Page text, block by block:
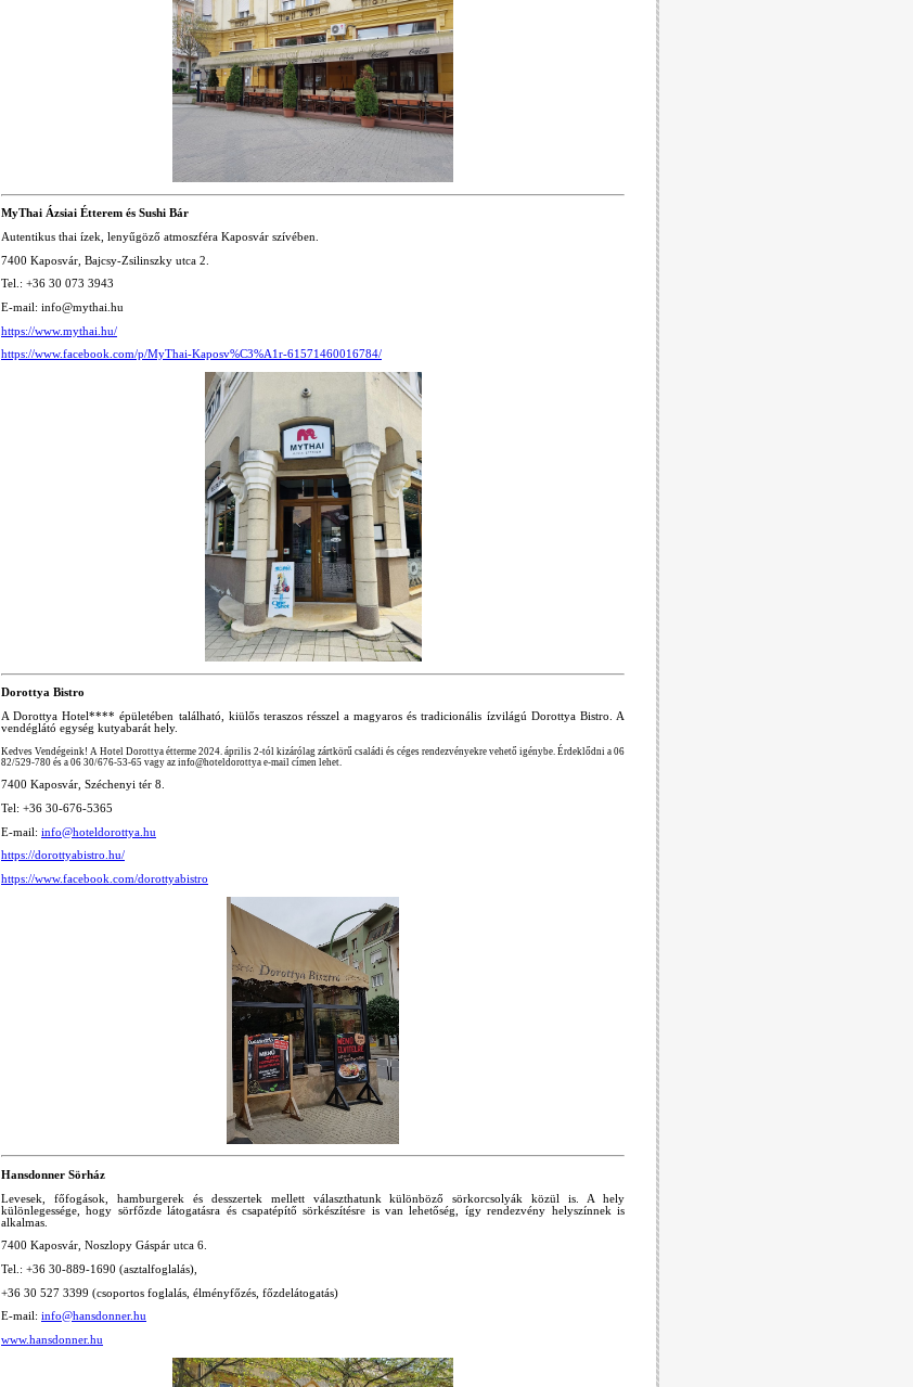
MyThai Ázsiai Étterem és Sushi Bár
Autentikus thai ízek, lenyűgöző atmoszféra Kaposvár szívében.
7400 Kaposvár, Bajcsy-Zsilinszky utca 2.
Tel.: +36 30 073 3943
E-mail: info@mythai.hu
https://www.mythai.hu/
https://www.facebook.com/p/MyThai-Kaposv%C3%A1r-61571460016784/
Dorottya Bistro
A Dorottya Hotel**** épületében található, kiülős teraszos résszel a magyaros és tradicionális ízvilágú Dorottya Bistro. A
vendéglátó egység kutyabarát hely.
Kedves Vendégeink! A Hotel Dorottya étterme 2024. április 2-tól kizárólag zártkörű családi és céges rendezvényekre vehető igénybe. Érdeklődni a 06
82/529-780 és a 06 30/676-53-65 vagy az info@hoteldorottya e-mail címen lehet.
7400 Kaposvár, Széchenyi tér 8.
Tel: +36 30-676-5365
E-mail: info@hoteldorottya.hu
https://dorottyabistro.hu/
https://www.facebook.com/dorottyabistro
Hansdonner Sörház
Levesek, főfogások, hamburgerek és desszertek mellett választhatunk különböző sörkorcsolyák közül is. A hely
különlegessége, hogy sörfőzde látogatásra és csapatépítő sörkészítésre is van lehetőség, így rendezvény helyszínnek is
alkalmas.
7400 Kaposvár, Noszlopy Gáspár utca 6.
Tel.: +36 30-889-1690 (asztalfoglalás),
+36 30 527 3399 (csoportos foglalás, élményfőzés, főzdelátogatás)
E-mail: info@hansdonner.hu
www.hansdonner.hu